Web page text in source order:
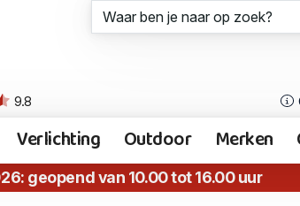
9.8
Verlichting Outdoor Merken
geopend van 10.00 tot 16.00 uur